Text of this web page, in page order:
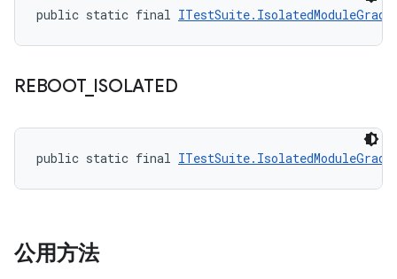
public static final ITestSuite.IsolatedModuleGrade
REBOOT_ ISOLATED
public static final ITestSuite.IsolatedModuleGrade
公用方法